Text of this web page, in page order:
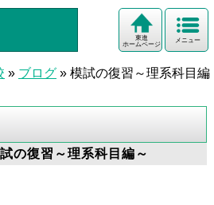
メニュー
東進
ホームページ
» ブログ » 模試の復習～理系科目編
の復習～理系科目編～